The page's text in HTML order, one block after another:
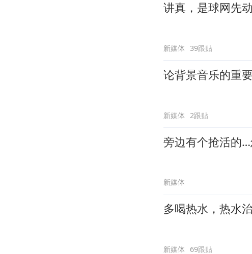
讲真，是球网先
新媒体 39跟贴
论背景音乐的重
新媒体 2跟贴
旁边有个抢活的
新媒体
多喝热水，热水
新媒体 69跟贴